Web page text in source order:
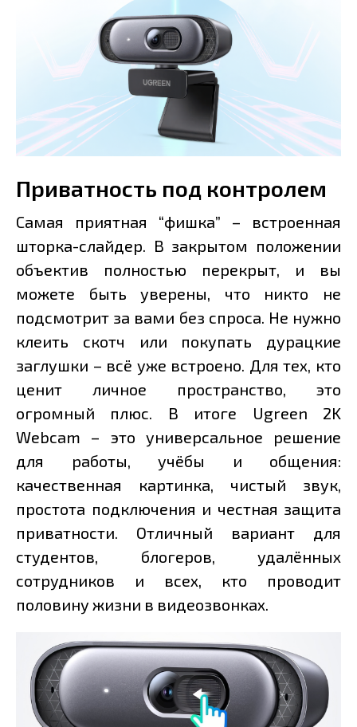
Приватность под контролем
Самая приятная “фишка” – встроенная
шторка-слайдер. В закрытом положении
объектив полностью перекрыт, и вы
можете быть уверены, что никто не
подсмотрит за вами без спроса. Не нужно
клеить скотч или покупать дурацкие
заглушки – всё уже встроено. Для тех, кто
ценит личное пространство, это
огромный плюс. В итоге Ugreen 2K
Webcam – это универсальное решение
для работы, учёбы и общения:
качественная картинка, чистый звук,
простота подключения и честная защита
приватности. Отличный вариант для
студентов, блогеров, удалённых
сотрудников и всех, кто проводит
половину жизни в видеозвонках.